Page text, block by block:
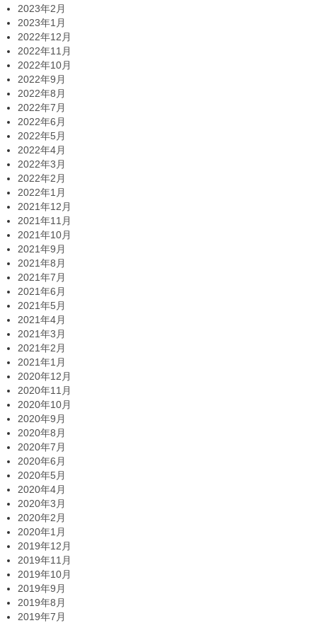
2023年2月
2023年1月
2022年12月
2022年11月
2022年10月
2022年9月
2022年8月
2022年7月
2022年6月
2022年5月
2022年4月
2022年3月
2022年2月
2022年1月
2021年12月
2021年11月
2021年10月
2021年9月
2021年8月
2021年7月
2021年6月
2021年5月
2021年4月
2021年3月
2021年2月
2021年1月
2020年12月
2020年11月
2020年10月
2020年9月
2020年8月
2020年7月
2020年6月
2020年5月
2020年4月
2020年3月
2020年2月
2020年1月
2019年12月
2019年11月
2019年10月
2019年9月
2019年8月
2019年7月